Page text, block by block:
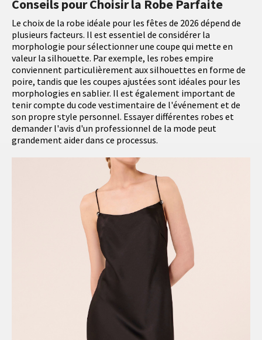
Conseils pour Choisir la Robe Parfaite
Le choix de la robe idéale pour les fêtes de 2026 dépend de
plusieurs facteurs. Il est essentiel de considérer la
morphologie pour sélectionner une coupe qui mette en
valeur la silhouette. Par exemple, les robes empire
conviennent particulièrement aux silhouettes en forme de
poire, tandis que les coupes ajustées sont idéales pour les
morphologies en sablier. Il est également important de
tenir compte du code vestimentaire de l'événement et de
son propre style personnel. Essayer différentes robes et
demander l'avis d'un professionnel de la mode peut
grandement aider dans ce processus.